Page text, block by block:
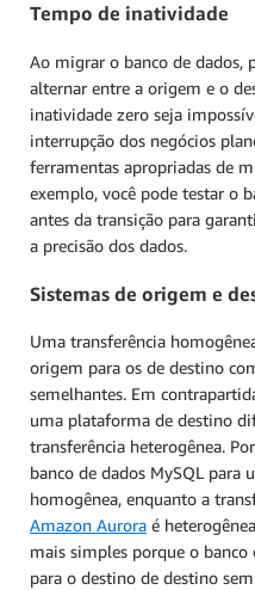
Tempo de inatividade
Ao migrar o banco de dados,
alternar entre a origem e o
inatividade zero seja
interrupção dos negócios
ferramentas apropriadas de
exemplo, você pode testar o
antes da transição para
a precisão dos dados.
Sistemas de origem e
Uma transferência
origem para os de destino
semelhantes. Em
uma plataforma de destino
transferência heterogênea.
banco de dados MySQL para
homogênea, enquanto a
Amazon Aurora é
mais simples porque o
para o destino de destino